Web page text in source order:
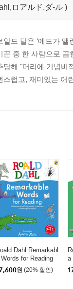
ロアルド.ダ-ル )
알드 달은 ‘에드가
꾼 중 한 사람으로
당해 "머리에 기념비
스럽고, 재미있는 어
Dahl Remarkabl
for Reading
원 (20% 할인)
a
g